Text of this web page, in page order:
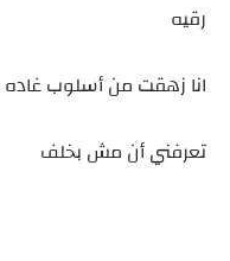
رقيه
انا زهقت من أسلوب
تعرفني أن مش بخلف